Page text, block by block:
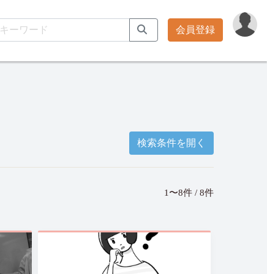
会員登録
検索条件を開く
1〜8件 / 8件